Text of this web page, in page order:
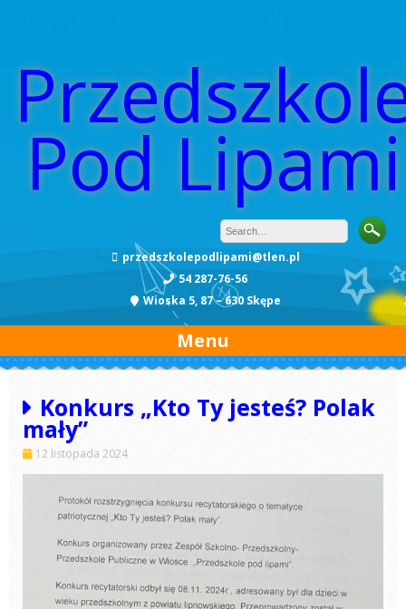
Pod Lipami
przedszkolepodlipami@tlen.pl
54 287-76-56
Wioska 5, 87 – 630 Skępe
Menu
Konkurs „Kto Ty jesteś? Polak
mały”
12 listopada 2024